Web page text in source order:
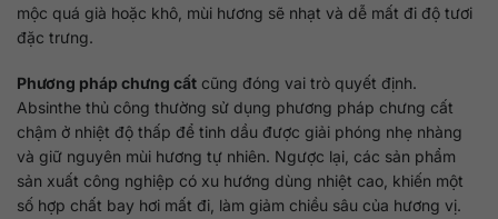
mộc quá già hoặc khô, mùi hương sẽ nhạt và dễ mất đi độ tươi
đặc trưng.
Phương pháp chưng cất cũng đóng vai trò quyết định.
Absinthe thủ công thường sử dụng phương pháp chưng cất
chậm ở nhiệt độ thấp để tinh dầu được giải phóng nhẹ nhàng
và giữ nguyên mùi hương tự nhiên. Ngược lại, các sản phẩm
sản xuất công nghiệp có xu hướng dùng nhiệt cao, khiến một
số hợp chất bay hơi mất đi, làm giảm chiều sâu của hương vị.